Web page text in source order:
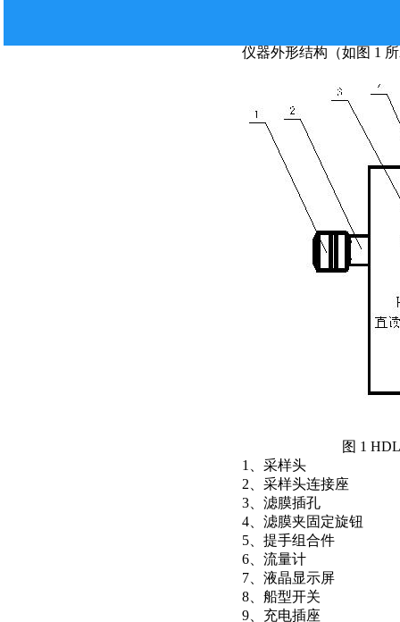
仪器外形结构（如图 1
图 1 HDL-CZ-
1、采样头
2、采样头连接座
3、滤膜插孔
4、滤膜夹固定旋钮
5、提手组合件
6、流量计
7、液晶显示屏
8、船型开关
9、充电插座